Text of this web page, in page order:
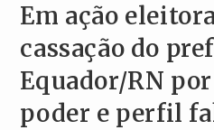
Em ação
cassação do
Equador/RN
poder e perfil